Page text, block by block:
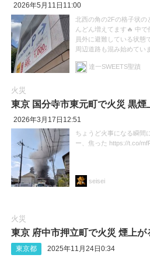
2026年5月11日11:00
北西の角の2Fの格子状の
んどん増えてます🔥 中で
員外に避難している状態
周辺道路も混み始めてい
https://t.co/d4Fi4sIt3Y
達一SWEETS聖蹟
火災
東京 国分寺市東元町で火災 黒煙
2026年3月17日12:51
ちょうど火事になる瞬間
ー、焦った https://t.co/
seisei
火災
東京 府中市押立町で火災 煙上が
東京都 2025年11月24日0:34